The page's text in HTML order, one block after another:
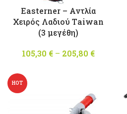
Easterner – Αντλία
Χειρός Λαδιού Τaiwan
(3 μεγέθη)
105,30 € – 205,80 €
205,80 €
HOT